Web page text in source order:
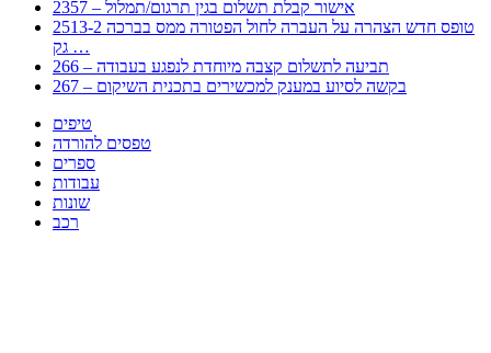
2357 – אישור קבלת תשלום בגין תרגום/תמלול
2513-2 טופס חדש הצהרה על העברה לחול הפטורה ממס בברכה
גק …
266 – תביעה לתשלום קצבה מיוחדת לנפגע בעבודה
267 – בקשה לסיוע במענק למכשירים בתכנית השיקום
טיפים
טפסים להורדה
ספרים
עבודות
שונות
רכב